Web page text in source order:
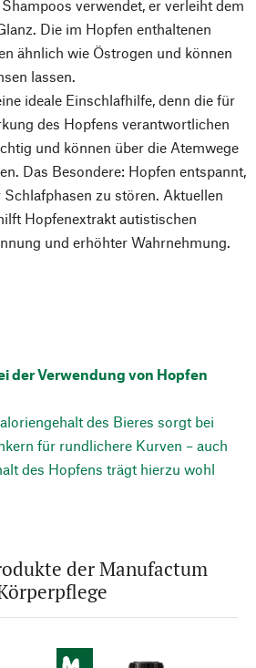
verwendet, er verleiht dem
Die im Hopfen enthaltenen
ähnlich wie Östrogen und können
lassen.
ideale Einschlafhilfe, denn die für
des Hopfens verantwortlichen
und können über die Atemwege
Das Besondere: Hopfen entspannt,
zu stören. Aktuellen
Hopfenextrakt autistischen
und erhöhter Wahrnehmung.
der Verwendung von Hopfen
des Bieres sorgt bei
für rundlichere Kurven – auch
des Hopfens trägt hierzu wohl
der Manufactum